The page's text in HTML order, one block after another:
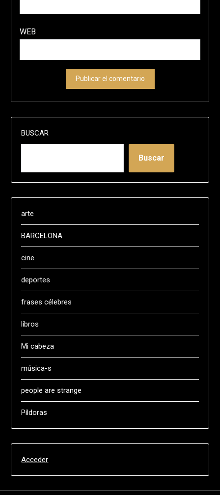
WEB
BUSCAR
Buscar
arte
BARCELONA
cine
deportes
frases célebres
libros
Mi cabeza
música-s
people are strange
Píldoras
Acceder